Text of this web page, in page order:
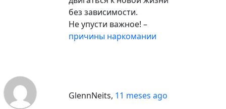
без зависимости.
Не упусти важное! –
причины наркомании
GlennNeits, 11 meses ago